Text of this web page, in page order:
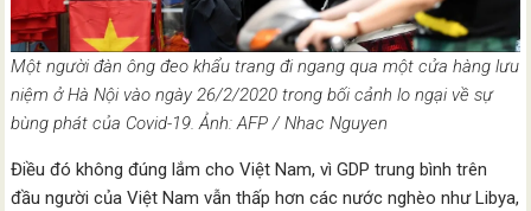
Một người đàn ông đeo khẩu trang đi ngang qua một cửa hàng lưu
niệm ở Hà Nội vào ngày 26/2/2020 trong bối cảnh lo ngại về sự
bùng phát của Covid-19. Ảnh: AFP / Nhac Nguyen
Điều đó không đúng lắm cho Việt Nam, vì GDP trung bình trên
đầu người của Việt Nam vẫn thấp hơn các nước nghèo như Libya,